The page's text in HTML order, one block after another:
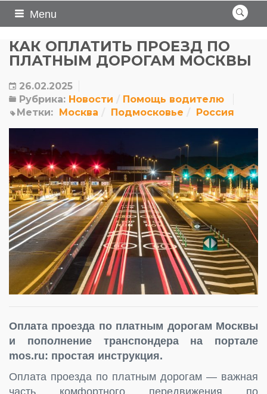
Menu
КАК ОПЛАТИТЬ ПРОЕЗД ПО
ПЛАТНЫМ ДОРОГАМ МОСКВЫ
26.02.2025
Рубрика: Новости
Помощь водителю
Метки: Москва Подмосковье Россия
Оплата проезда по платным дорогам Москвы
и пополнение транспондера на портале
mos.ru: простая инструкция.
Оплата проезда по платным дорогам — важная
часть комфортного передвижения по